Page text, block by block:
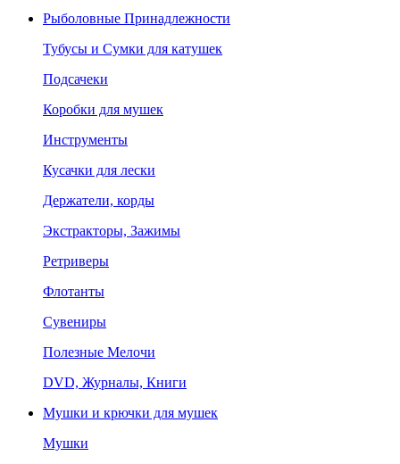
Рыболовные Принадлежности
Тубусы и Сумки для катушек
Подсачеки
Коробки для мушек
Инструменты
Кусачки для лески
Держатели, корды
Экстракторы, Зажимы
Ретриверы
Флотанты
Сувениры
Полезные Мелочи
DVD, Журналы, Книги
Мушки и крючки для мушек
Мушки